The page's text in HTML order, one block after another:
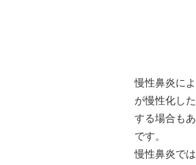
慢性鼻炎に
が慢性化し
する場合も
です。
慢性鼻炎で